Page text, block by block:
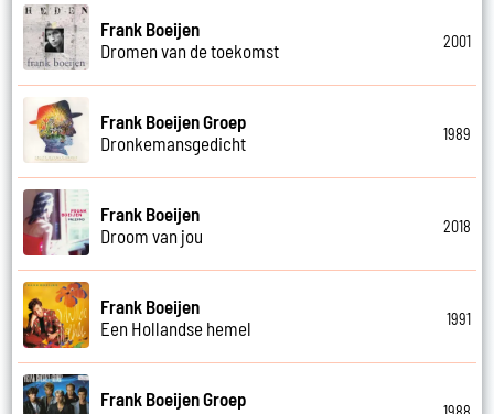
Frank Boeijen
Dromen van de toekomst
2001
Frank Boeijen Groep
Dronkemansgedicht
1989
Frank Boeijen
Droom van jou
2018
Frank Boeijen
Een Hollandse hemel
1991
Frank Boeijen Groep